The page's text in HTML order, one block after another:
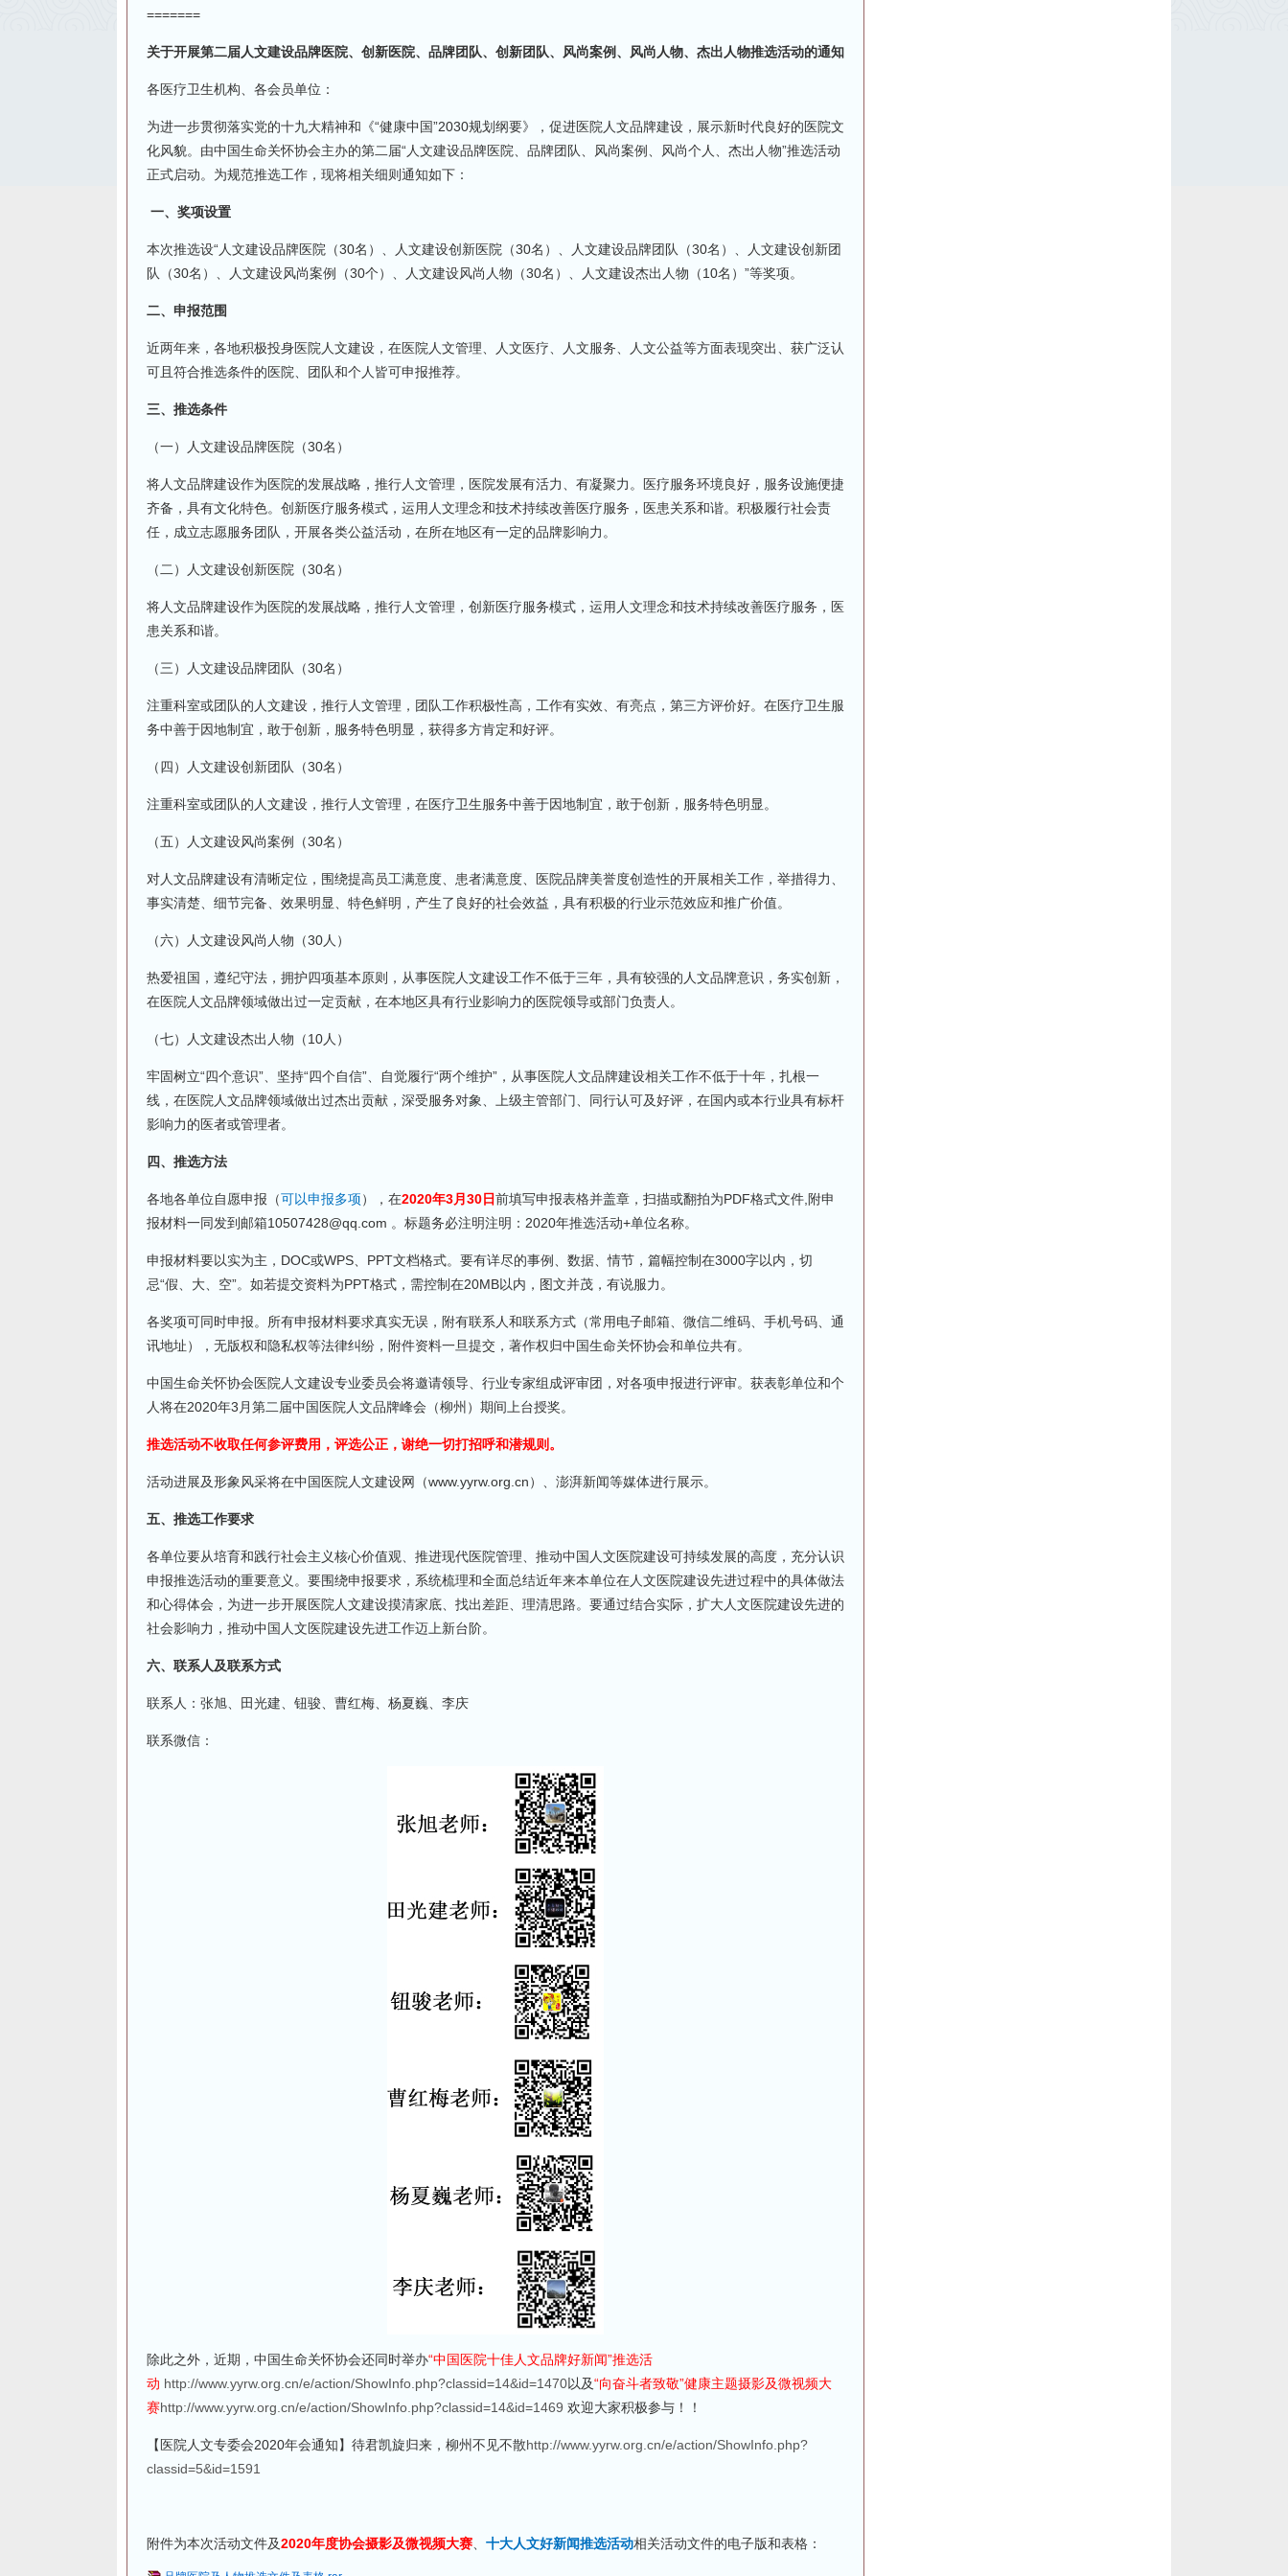
=======
关于开展第二届人文建设品牌医院、创新医院、品牌团队、创新团队、风尚案例、风尚人物、杰出人物推选活动的通知
各医疗卫生机构、各会员单位：
为进一步贯彻落实党的十九大精神和《“健康中国”2030规划纲要》，促进医院人文品牌建设，展示新时代良好的医院文
化风貌。由中国生命关怀协会主办的第二届“人文建设品牌医院、品牌团队、风尚案例、风尚个人、杰出人物”推选活动
正式启动。为规范推选工作，现将相关细则通知如下：
一、奖项设置
本次推选设“人文建设品牌医院（30名）、人文建设创新医院（30名）、人文建设品牌团队（30名）、人文建设创新团
队（30名）、人文建设风尚案例（30个）、人文建设风尚人物（30名）、人文建设杰出人物（10名）”等奖项。
二、申报范围
近两年来，各地积极投身医院人文建设，在医院人文管理、人文医疗、人文服务、人文公益等方面表现突出、获广泛认
可且符合推选条件的医院、团队和个人皆可申报推荐。
三、推选条件
（一）人文建设品牌医院（30名）
将人文品牌建设作为医院的发展战略，推行人文管理，医院发展有活力、有凝聚力。医疗服务环境良好，服务设施便捷
齐备，具有文化特色。创新医疗服务模式，运用人文理念和技术持续改善医疗服务，医患关系和谐。积极履行社会责
任，成立志愿服务团队，开展各类公益活动，在所在地区有一定的品牌影响力。
（二）人文建设创新医院（30名）
将人文品牌建设作为医院的发展战略，推行人文管理，创新医疗服务模式，运用人文理念和技术持续改善医疗服务，医
患关系和谐。
（三）人文建设品牌团队（30名）
注重科室或团队的人文建设，推行人文管理，团队工作积极性高，工作有实效、有亮点，第三方评价好。在医疗卫生服
务中善于因地制宜，敢于创新，服务特色明显，获得多方肯定和好评。
（四）人文建设创新团队（30名）
注重科室或团队的人文建设，推行人文管理，在医疗卫生服务中善于因地制宜，敢于创新，服务特色明显。
（五）人文建设风尚案例（30名）
对人文品牌建设有清晰定位，围绕提高员工满意度、患者满意度、医院品牌美誉度创造性的开展相关工作，举措得力、
事实清楚、细节完备、效果明显、特色鲜明，产生了良好的社会效益，具有积极的行业示范效应和推广价值。
（六）人文建设风尚人物（30人）
热爱祖国，遵纪守法，拥护四项基本原则，从事医院人文建设工作不低于三年，具有较强的人文品牌意识，务实创新，
在医院人文品牌领域做出过一定贡献，在本地区具有行业影响力的医院领导或部门负责人。
（七）人文建设杰出人物（10人）
牢固树立“四个意识”、坚持“四个自信”、自觉履行“两个维护”，从事医院人文品牌建设相关工作不低于十年，扎根一
线，在医院人文品牌领域做出过杰出贡献，深受服务对象、上级主管部门、同行认可及好评，在国内或本行业具有标杆
影响力的医者或管理者。
四、推选方法
各地各单位自愿申报（可以申报多项），在2020年3月30日前填写申报表格并盖章，扫描或翻拍为PDF格式文件,附申
报材料一同发到邮箱10507428@qq.com 。标题务必注明注明：2020年推选活动+单位名称。
申报材料要以实为主，DOC或WPS、PPT文档格式。要有详尽的事例、数据、情节，篇幅控制在3000字以内，切
忌“假、大、空”。如若提交资料为PPT格式，需控制在20MB以内，图文并茂，有说服力。
各奖项可同时申报。所有申报材料要求真实无误，附有联系人和联系方式（常用电子邮箱、微信二维码、手机号码、通
讯地址），无版权和隐私权等法律纠纷，附件资料一旦提交，著作权归中国生命关怀协会和单位共有。
中国生命关怀协会医院人文建设专业委员会将邀请领导、行业专家组成评审团，对各项申报进行评审。获表彰单位和个
人将在2020年3月第二届中国医院人文品牌峰会（柳州）期间上台授奖。
推选活动不收取任何参评费用，评选公正，谢绝一切打招呼和潜规则。
活动进展及形象风采将在中国医院人文建设网（www.yyrw.org.cn）、澎湃新闻等媒体进行展示。
五、推选工作要求
各单位要从培育和践行社会主义核心价值观、推进现代医院管理、推动中国人文医院建设可持续发展的高度，充分认识
申报推选活动的重要意义。要围绕申报要求，系统梳理和全面总结近年来本单位在人文医院建设先进过程中的具体做法
和心得体会，为进一步开展医院人文建设摸清家底、找出差距、理清思路。要通过结合实际，扩大人文医院建设先进的
社会影响力，推动中国人文医院建设先进工作迈上新台阶。
六、联系人及联系方式
联系人：张旭、田光建、钮骏、曹红梅、杨夏巍、李庆
联系微信：
除此之外，近期，中国生命关怀协会还同时举办“中国医院十佳人文品牌好新闻”推选活
动 http://www.yyrw.org.cn/e/action/ShowInfo.php?classid=14&id=1470以及“向奋斗者致敬”健康主题摄影及微视频大
赛http://www.yyrw.org.cn/e/action/ShowInfo.php?classid=14&id=1469 欢迎大家积极参与！！
【医院人文专委会2020年会通知】待君凯旋归来，柳州不见不散http://www.yyrw.org.cn/e/action/ShowInfo.php?
classid=5&id=1591
附件为本次活动文件及2020年度协会摄影及微视频大赛 十大人文好新闻推选活动相关活动文件的电子版和表格：